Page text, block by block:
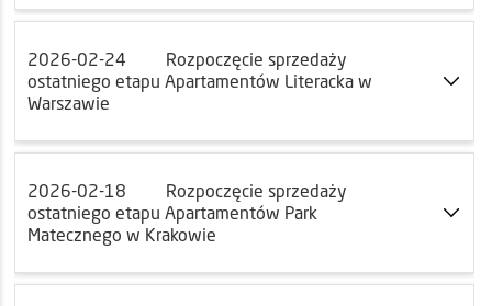
2026-02-24
Rozpoczęcie sprzedaży
ostatniego etapu Apartamentów Literacka w
Warszawie
2026-02-18
Rozpoczęcie sprzedaży
ostatniego etapu Apartamentów Park
Matecznego w Krakowie